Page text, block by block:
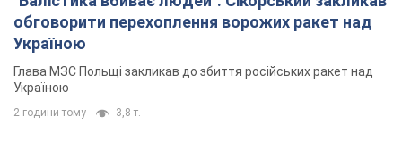
обговорити перехоплення ворожих ракет над
Україною
Глава МЗС Польщі закликав до збиття російських ракет над
Україною
2 години тому 3,8 т.